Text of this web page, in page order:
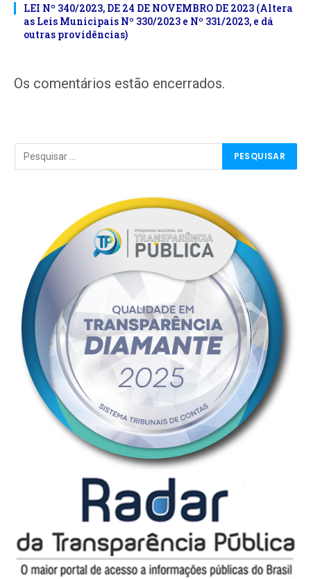
LEI Nº 340/2023, DE 24 DE NOVEMBRO DE 2023 (Altera
as Leis Municipais Nº 330/2023 e Nº 331/2023, e dá
outras providências)
Os comentários estão encerrados.